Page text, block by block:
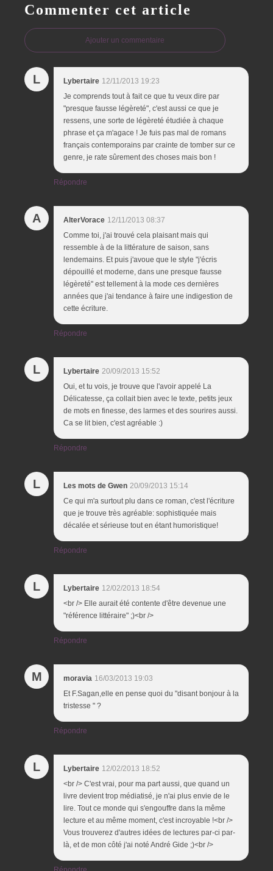
Commenter cet article
Ajouter un commentaire
L Lybertaire 12/11/2013 19:23
Je comprends tout à fait ce que tu veux dire par
"presque fausse légèreté", c'est aussi ce que je
ressens, une sorte de légèreté étudiée à chaque
phrase et ça m'agace ! Je fuis pas mal de romans
français contemporains par crainte de tomber sur ce
genre, je rate sûrement des choses mais bon !
Répondre
A AlterVorace 12/11/2013 08:37
Comme toi, j'ai trouvé cela plaisant mais qui
ressemble à de la littérature de saison, sans
lendemains. Et puis j'avoue que le style "j'écris
dépouillé et moderne, dans une presque fausse
légèreté" est tellement à la mode ces dernières
années que j'ai tendance à faire une indigestion de
cette écriture.
Répondre
L Lybertaire 20/09/2013 15:52
Oui, et tu vois, je trouve que l'avoir appelé La
Délicatesse, ça collait bien avec le texte, petits jeux
de mots en finesse, des larmes et des sourires aussi.
Ca se lit bien, c'est agréable :)
Répondre
L Les mots de Gwen 20/09/2013 15:14
Ce qui m'a surtout plu dans ce roman, c'est l'écriture
que je trouve très agréable: sophistiquée mais
décalée et sérieuse tout en étant humoristique!
Répondre
L Lybertaire 12/02/2013 18:54
<br /> Elle aurait été contente d'être devenue une
"référence littéraire" ;)<br />
Répondre
M moravia 16/03/2013 19:03
Et F.Sagan,elle en pense quoi du "disant bonjour à la
tristesse " ?
Répondre
L Lybertaire 12/02/2013 18:52
<br /> C'est vrai, pour ma part aussi, que quand un
livre devient trop médiatisé, je n'ai plus envie de le
lire. Tout ce monde qui s'engouffre dans la même
lecture et au même moment, c'est incroyable !<br />
Vous trouverez d'autres idées de lectures par-ci par-
là, et de mon côté j'ai noté André Gide ;)<br />